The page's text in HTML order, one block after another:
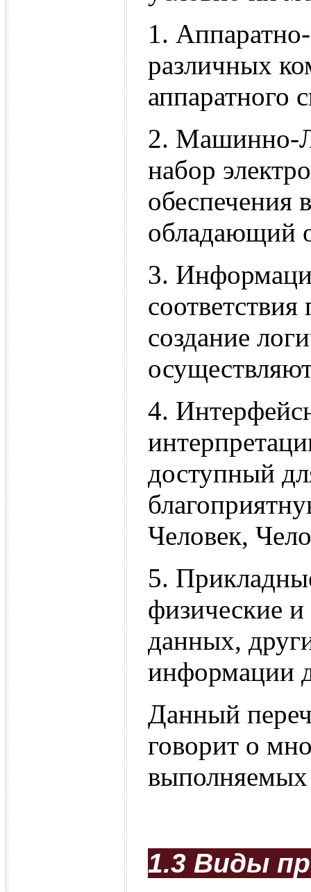
1.
различных
аппаратного
2. Машинно-
набор
обеспечения
обладающий
3.
создание
4.
доступный
Человек,
5.
физические
данных,
информации
Данный
говорит о
1.3 Виды